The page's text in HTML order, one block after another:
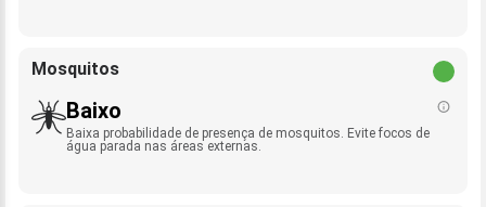
Mosquitos
Baixo
Baixa probabilidade de presença de mosquitos. Evite focos de
água parada nas áreas externas.